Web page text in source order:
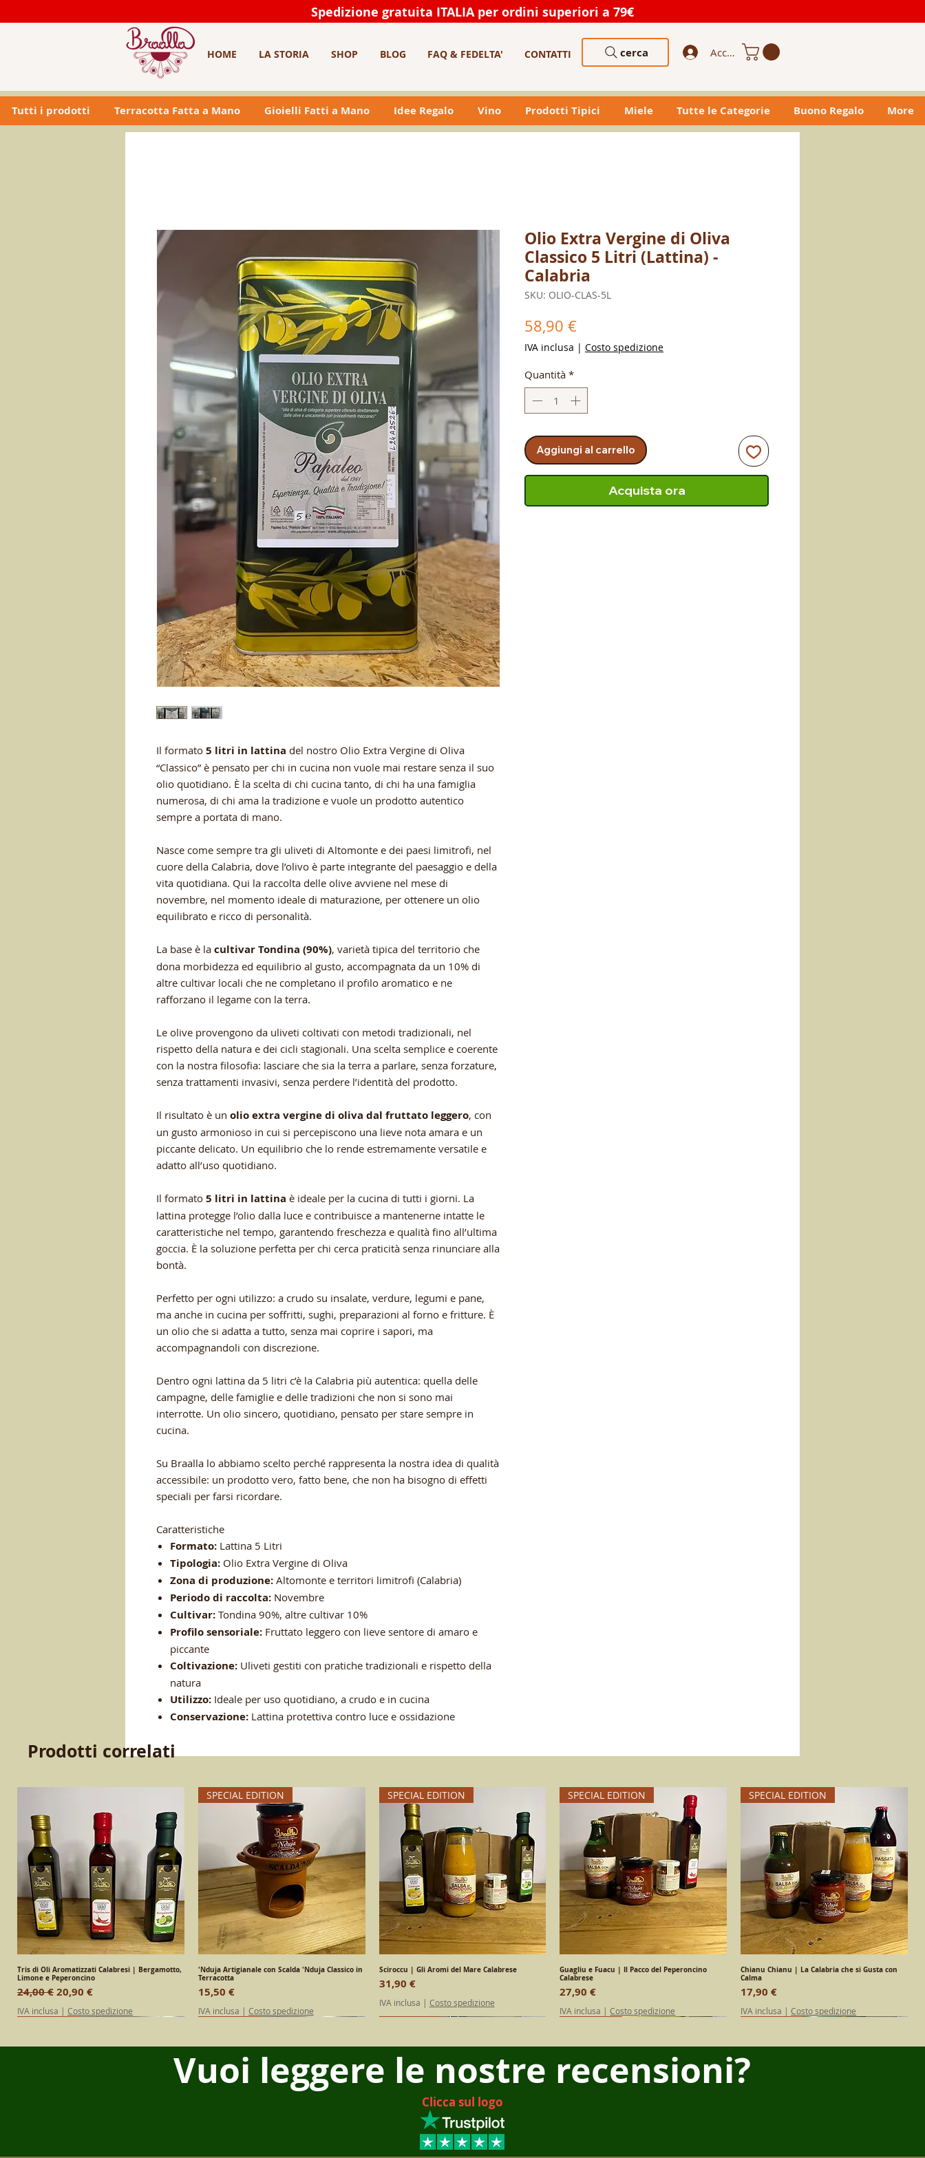
Spedizione gratuita ITALIA per ordini superiori a 79€
HOME LA STORIA SHOP BLOG FAQ & FEDELTA' CONTATTI cerca Accedi
Tutti i prodotti Terracotta Fatta a Mano Gioielli Fatti a Mano Idee Regalo Vino Prodotti Tipici Miele Tutte le Categorie Buono Regalo More
Il formato 5 litri in lattina del nostro Olio Extra Vergine di Oliva
“Classico” è pensato per chi in cucina non vuole mai restare senza il suo
olio quotidiano. È la scelta di chi cucina tanto, di chi ha una famiglia
numerosa, di chi ama la tradizione e vuole un prodotto autentico
sempre a portata di mano.
Nasce come sempre tra gli uliveti di Altomonte e dei paesi limitrofi, nel
cuore della Calabria, dove l’olivo è parte integrante del paesaggio e della
vita quotidiana. Qui la raccolta delle olive avviene nel mese di
novembre, nel momento ideale di maturazione, per ottenere un olio
equilibrato e ricco di personalità.
La base è la cultivar Tondina (90%), varietà tipica del territorio che
dona morbidezza ed equilibrio al gusto, accompagnata da un 10% di
altre cultivar locali che ne completano il profilo aromatico e ne
rafforzano il legame con la terra.
Le olive provengono da uliveti coltivati con metodi tradizionali, nel
rispetto della natura e dei cicli stagionali. Una scelta semplice e coerente
con la nostra filosofia: lasciare che sia la terra a parlare, senza forzature,
senza trattamenti invasivi, senza perdere l’identità del prodotto.
Il risultato è un olio extra vergine di oliva dal fruttato leggero, con
un gusto armonioso in cui si percepiscono una lieve nota amara e un
piccante delicato. Un equilibrio che lo rende estremamente versatile e
adatto all’uso quotidiano.
Il formato 5 litri in lattina è ideale per la cucina di tutti i giorni. La
lattina protegge l’olio dalla luce e contribuisce a mantenerne intatte le
caratteristiche nel tempo, garantendo freschezza e qualità fino all’ultima
goccia. È la soluzione perfetta per chi cerca praticità senza rinunciare alla
bontà.
Perfetto per ogni utilizzo: a crudo su insalate, verdure, legumi e pane,
ma anche in cucina per soffritti, sughi, preparazioni al forno e fritture. È
un olio che si adatta a tutto, senza mai coprire i sapori, ma
accompagnandoli con discrezione.
Dentro ogni lattina da 5 litri c’è la Calabria più autentica: quella delle
campagne, delle famiglie e delle tradizioni che non si sono mai
interrotte. Un olio sincero, quotidiano, pensato per stare sempre in
cucina.
Su Braalla lo abbiamo scelto perché rappresenta la nostra idea di qualità
accessibile: un prodotto vero, fatto bene, che non ha bisogno di effetti
speciali per farsi ricordare.
Caratteristiche
Formato: Lattina 5 Litri
Tipologia: Olio Extra Vergine di Oliva
Zona di produzione: Altomonte e territori limitrofi (Calabria)
Periodo di raccolta: Novembre
Cultivar: Tondina 90%, altre cultivar 10%
Profilo sensoriale: Fruttato leggero con lieve sentore di amaro e
piccante
Coltivazione: Uliveti gestiti con pratiche tradizionali e rispetto della
natura
Utilizzo: Ideale per uso quotidiano, a crudo e in cucina
Conservazione: Lattina protettiva contro luce e ossidazione
Olio Extra Vergine di Oliva
Classico 5 Litri (Lattina) -
Calabria
SKU: OLIO-CLAS-5L
58,90 €Prezzo
IVA inclusa | Costo spedizione
Quantità *
Aggiungi al carrello
Acquista ora
Prodotti correlati
Vista rapida
Tris di Oli Aromatizzati Calabresi | Bergamotto,
Limone e Peperoncino
Prezzo regolare
24,00 €Prezzo scontato
20,90 €
IVA inclusa | Costo spedizione
Vista rapida
SPECIAL EDITION
'Nduja Artigianale con Scalda 'Nduja Classico in
Terracotta
Prezzo
15,50 €
IVA inclusa | Costo spedizione
Vista rapida
SPECIAL EDITION
Sciroccu | Gli Aromi del Mare Calabrese
Prezzo
31,90 €
IVA inclusa | Costo spedizione
Vista rapida
SPECIAL EDITION
Guagliu e Fuacu | Il Pacco del Peperoncino
Calabrese
Prezzo
27,90 €
IVA inclusa |Costo spedizione
Vista rapida
SPECIAL EDITION
Chianu Chianu | La Calabria che si Gusta con
Calma
Prezzo
17,90 €
IVA inclusa |Costo spedizione
Vuoi leggere le nostre recensioni?
Clicca sul logo